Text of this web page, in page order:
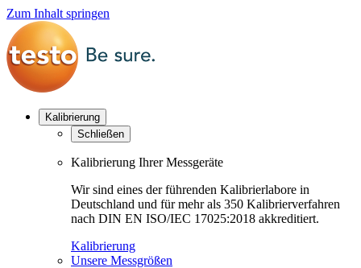
Zum Inhalt springen
Kalibrierung
Schließen
Kalibrierung Ihrer Messgeräte
Wir sind eines der führenden Kalibrierlabore in
Deutschland und für mehr als 350 Kalibrierverfahren
nach DIN EN ISO/IEC 17025:2018 akkreditiert.
Kalibrierung
Unsere Messgrößen